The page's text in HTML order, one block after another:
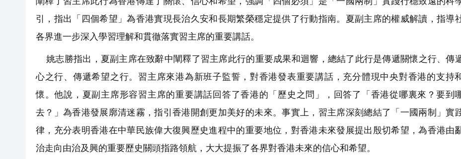
引，指出「四個希望」為香港實現長治久安和長期繁榮穩定提供了行動指南。夏副主席的權威解讀，指導
各界進一步深入學習理解和貫徹落實習主席的重要講話。
姚志勝指出，夏副主席在致辭中闡釋了習主席此行的重要成果和迴響，總結了此行是傳遞關懷之行、傳
心之行、傳遞希望之行。習主席來港為新班子監誓，對香港發表重要講話，充分體現中央對香港的支持
懷。他說，夏副主席形容習主席的重要講話回答了香港的「歷史之問」，回答了「香港從哪裏來？要到
去？」為香港發展廓清迷霧，指引香港開創更加美好的未來。事實上，習主席深刻總結了「一國兩制」實
律，充分表明香港在中華民族偉大復興歷史進程中的重要地位，對香港未來發展提出殷切希望，為香港由
治走向由治及興的重要歷史關頭指路領航，大大提振了各界對香港未來的信心和希望。